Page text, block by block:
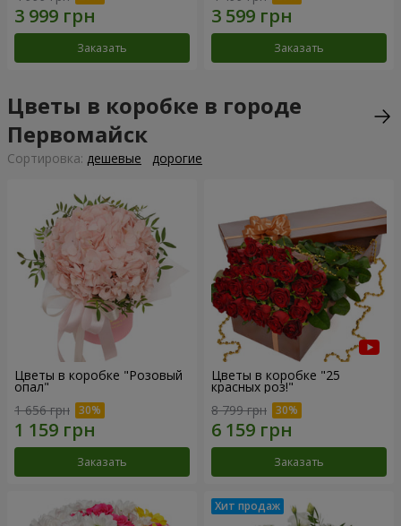
Заказать Заказать
Цветы в коробке в городе
Первомайск
Cортировка: дешевые дорогие
Цветы в коробке "Розовый
опал"
1 656 грн
Заказать
Цветы в коробке "25
красных роз!"
8 799 грн
Заказать